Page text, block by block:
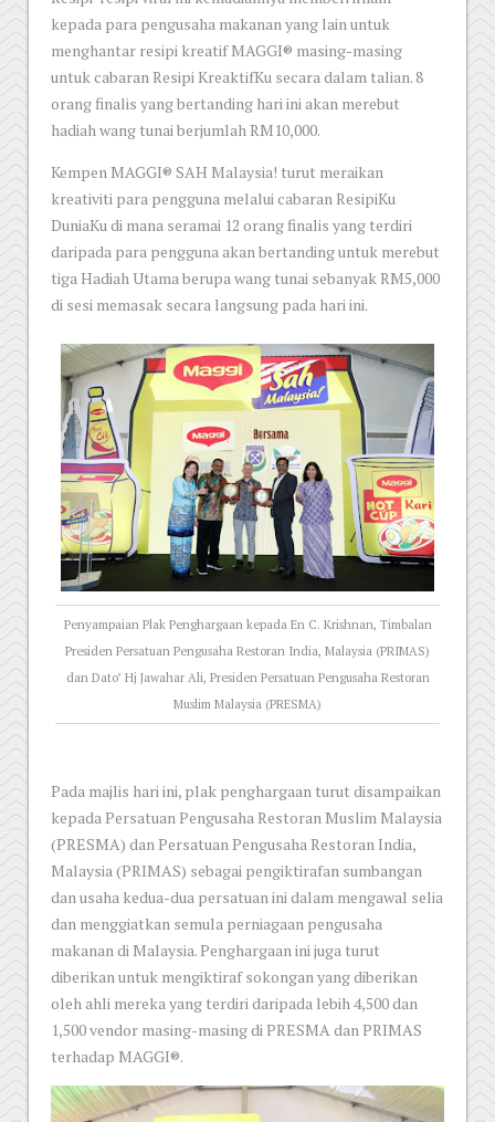
kepada para pengusaha makanan yang lain untuk
menghantar resipi kreatif MAGGI® masing-masing
untuk cabaran Resipi KreaktifKu secara dalam talian. 8
orang finalis yang bertanding hari ini akan merebut
hadiah wang tunai berjumlah RM10,000.
Kempen MAGGI® SAH Malaysia! turut meraikan
kreativiti para pengguna melalui cabaran ResipiKu
DuniaKu di mana seramai 12 orang finalis yang terdiri
daripada para pengguna akan bertanding untuk merebut
tiga Hadiah Utama berupa wang tunai sebanyak RM5,000
di sesi memasak secara langsung pada hari ini.
Penyampaian Plak Penghargaan kepada En C. Krishnan, Timbalan
Presiden Persatuan Pengusaha Restoran India, Malaysia (PRIMAS)
dan Dato’ Hj Jawahar Ali, Presiden Persatuan Pengusaha Restoran
Muslim Malaysia (PRESMA)
Pada majlis hari ini, plak penghargaan turut disampaikan
kepada Persatuan Pengusaha Restoran Muslim Malaysia
(PRESMA) dan Persatuan Pengusaha Restoran India,
Malaysia (PRIMAS) sebagai pengiktirafan sumbangan
dan usaha kedua-dua persatuan ini dalam mengawal selia
dan menggiatkan semula perniagaan pengusaha
makanan di Malaysia. Penghargaan ini juga turut
diberikan untuk mengiktiraf sokongan yang diberikan
oleh ahli mereka yang terdiri daripada lebih 4,500 dan
1,500 vendor masing-masing di PRESMA dan PRIMAS
terhadap MAGGI®.